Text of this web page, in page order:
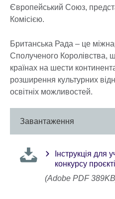
Європейський Союз,
Комісією.
Британська Рада – це
Сполученого Королівства,
країнах на шести
розширення культурних
освітніх можливостей.
Завантаження
Інструкція для
конкурсу
(Adobe PDF